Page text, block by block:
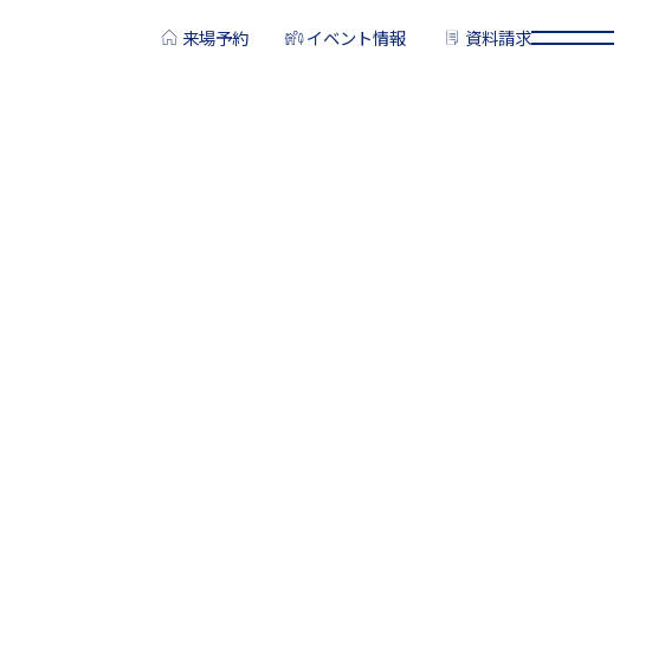
来場予約 イベント情報 資料請求